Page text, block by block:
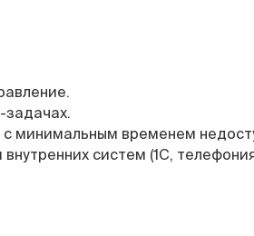
задачах.
минимальным временем
систем (1С,